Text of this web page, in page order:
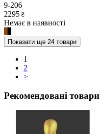
9-206
2295 ₴
Немає в наявності
Показати ще 24 товари
1
2
>
Рекомендовані товари